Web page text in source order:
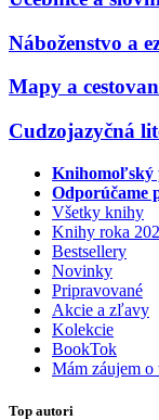
Náboženstvo a
Mapy a
Cudzojazyčná
Knihomoľský
Odporúčame
Všetky knihy
Knihy roka
Bestsellery
Novinky
Pripravované
Akcie a zľavy
Kolekcie
BookTok
Mám záujem o
Top autori